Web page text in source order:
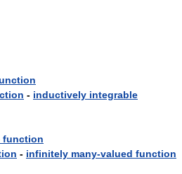
- inductively integrable
function
- infinitely many-valued function